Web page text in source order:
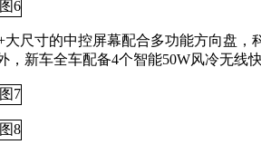
尺寸的中控屏幕配合多功能方向盘
新车全车配备4个智能50W风冷无线快